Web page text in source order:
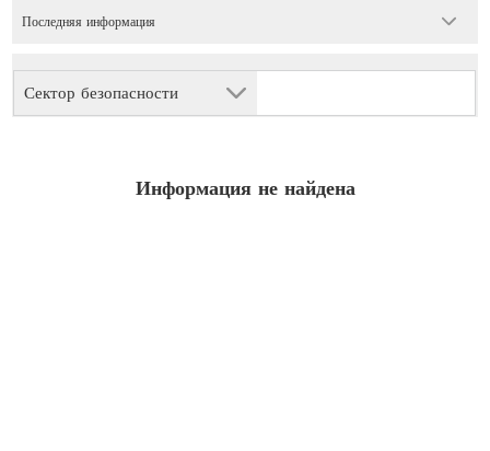
Сектор безопасности
Последняя информация
Информация не найдена